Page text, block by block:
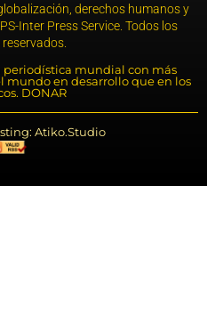
derechos humanos y
Inter Press Service. Todos los
periodística mundial con más
mundo en desarrollo que en los
DONAR
Atiko.Studio